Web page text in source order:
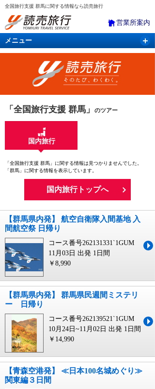
全国旅行支援 群馬に関する情報なら読売旅行
営業所案内
メニュー
国内旅行 バスツアー 海外旅行
「全国旅行支援 群馬」 のツアー
国内旅行
「全国旅行支援 群馬」に関する情報は見つかりませんでした。
「群馬」に関する情報を表示しています。
国内旅行トップへ
【群馬県内発】 航空自衛隊入間基地 入
間航空祭 日帰り
コース番号262131331`1GUM
11月03日 出発 1日間
￥8,990
【群馬県内発】 群馬県民週間ミステリ
ー 日帰り
コース番号262139521`1GUM
10月24日~11月02日 出発 1日間
￥14,990
【青森空港発】 ≪日本100名城めぐり≫
関東編３日間